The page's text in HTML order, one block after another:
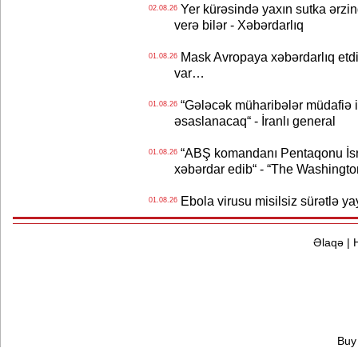
02.08.26Yer kürəsində yaxın sutka
verə bilər - Xəbərdarlıq
01.08.26Mask Avropaya xəbərdarlıq
var…
01.08.26“Gələcək müharibələr müdafiə
əsaslanacaq“ - İranlı general
01.08.26“ABŞ komandanı Pentaqonu
xəbərdar edib“ - “The
01.08.26Ebola virusu misilsiz sürətlə
Əlaqə|